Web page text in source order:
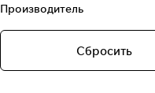
Производитель
Сбросить